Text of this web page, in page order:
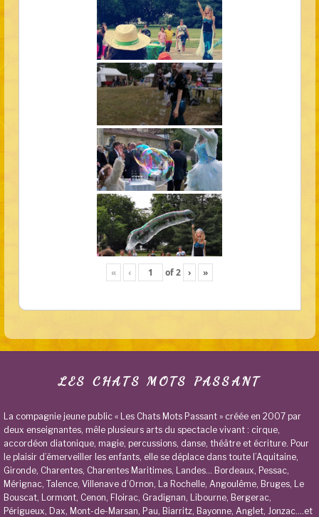
« ‹ of2 › »
LES CHATS MOTS PASSANT
La compagnie jeune public « Les Chats Mots Passant » créée en 2007 par
deux enseignantes, mêle plusieurs arts du spectacle vivant : cirque,
accordéon diatonique, magie, percussions, danse, théâtre et écriture. Pour
le plaisir d’émerveiller les enfants, elle se déplace dans toute l’Aquitaine,
Gironde, Charentes, Charentes Maritimes, Landes… Bordeaux, Pessac,
Mérignac, Talence, Villenave d’Ornon, La Rochelle, Angoulême, Bruges, Le
Bouscat, Lormont, Cenon, Floirac, Gradignan, Libourne, Bergerac,
Périgueux, Dax, Mont-de-Marsan, Pau, Biarritz, Bayonne, Anglet, Jonzac….et